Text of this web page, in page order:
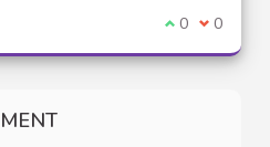
I agree with
0 I 0